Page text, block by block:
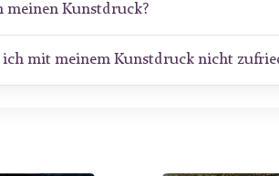
meinen Kunstdruck?
ich mit meinem Kunstdruck nicht